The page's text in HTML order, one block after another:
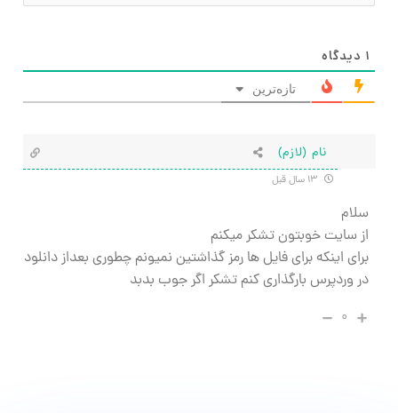
۱ دیدگاه
تازه‌ترین
نام (لازم)
سلام
از سایت خوبتون تشکر میکنم
برای اینکه برای فایل ها رمز گذاشتین نمیونم چطوری بعداز دانلود
در وردپرس بارگذاری کنم تشکر اگر جوب بدبد
۰